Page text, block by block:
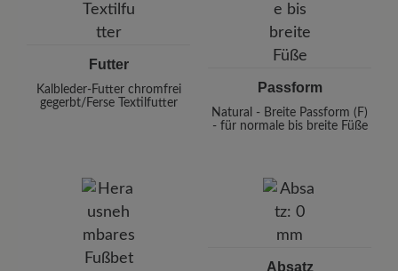
Futter
Kalbleder-Futter chromfrei
gegerbt/Ferse Textilfutter
Passform
Natural - Breite Passform (F)
- für normale bis breite Füße
Absatz